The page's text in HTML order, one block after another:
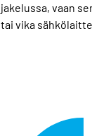
jakelussa, vaan
tai vika